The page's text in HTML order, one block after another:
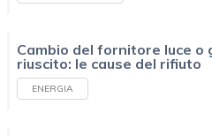
Cambio del fornitore luce o
riuscito: le cause del rifiuto
ENERGIA